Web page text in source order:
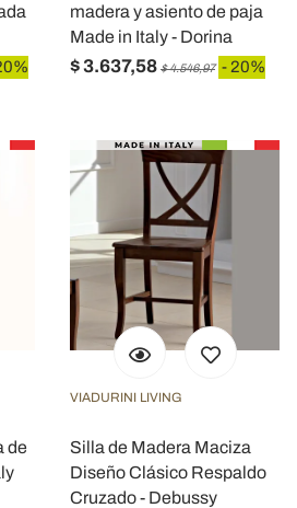
madera y asiento de paja
Made in Italy - Dorina
$ 3.637,58 $ 4.546,97 - 20%
de
VIADURINI LIVING
Silla de Madera Maciza
Diseño Clásico Respaldo
Cruzado - Debussy